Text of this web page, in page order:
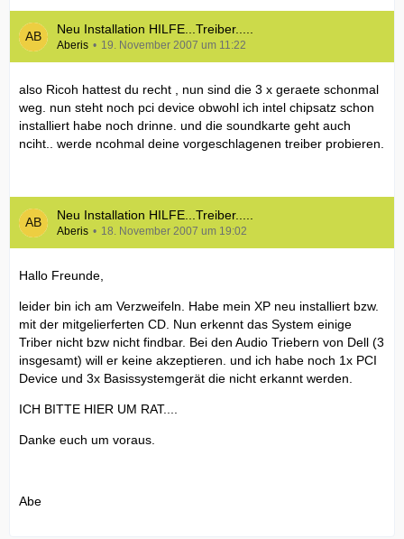
Neu Installation HILFE...Treiber.....
Aberis 19. November 2007 um 11:22
also Ricoh hattest du recht , nun sind die 3 x geraete schonmal
weg. nun steht noch pci device obwohl ich intel chipsatz schon
installiert habe noch drinne. und die soundkarte geht auch
nciht.. werde ncohmal deine vorgeschlagenen treiber probieren.
Neu Installation HILFE...Treiber.....
Aberis 18. November 2007 um 19:02
Hallo Freunde,
leider bin ich am Verzweifeln. Habe mein XP neu installiert bzw.
mit der mitgelierferten CD. Nun erkennt das System einige
Triber nicht bzw nicht findbar. Bei den Audio Triebern von Dell (3
insgesamt) will er keine akzeptieren. und ich habe noch 1x PCI
Device und 3x Basissystemgerät die nicht erkannt werden.
ICH BITTE HIER UM RAT....
Danke euch um voraus.
Abe